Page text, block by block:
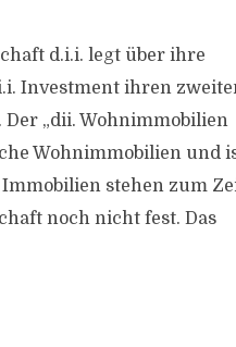
d.i.i. legt über ihre
Investment ihren
„dii. Wohnimmobilien
Wohnimmobilien und
stehen zum
noch nicht fest. Das